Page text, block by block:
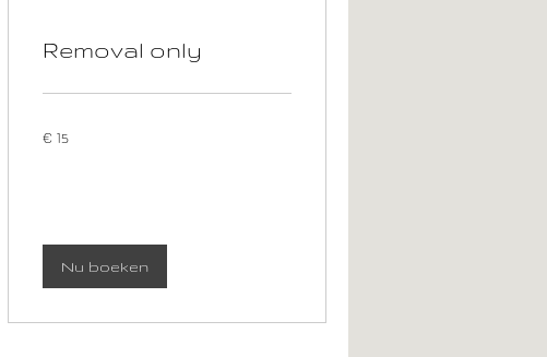
Removal only
euro
€ 15
Nu boeken